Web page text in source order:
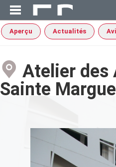
Aperçu Actualités
Atelier des
Sainte